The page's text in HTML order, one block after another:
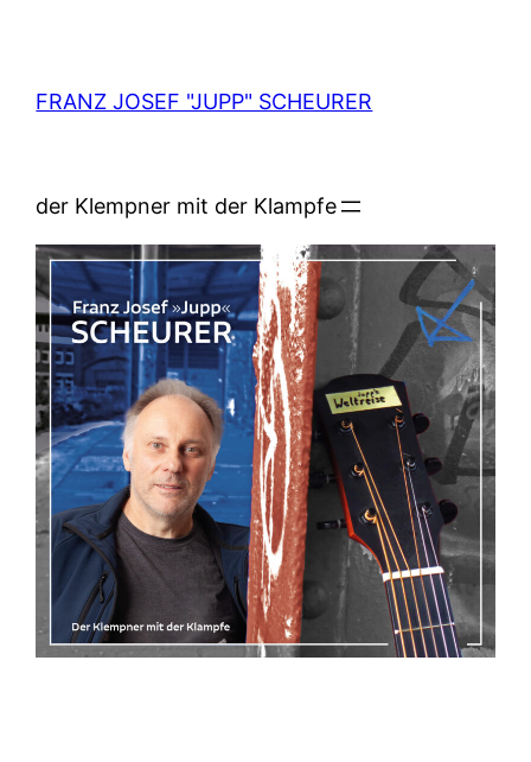
springen
FRANZ JOSEF "JUPP" SCHEURER
der Klempner mit der Klampfe